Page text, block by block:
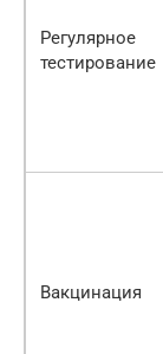
Регулярное
тестирование
Вакцинация